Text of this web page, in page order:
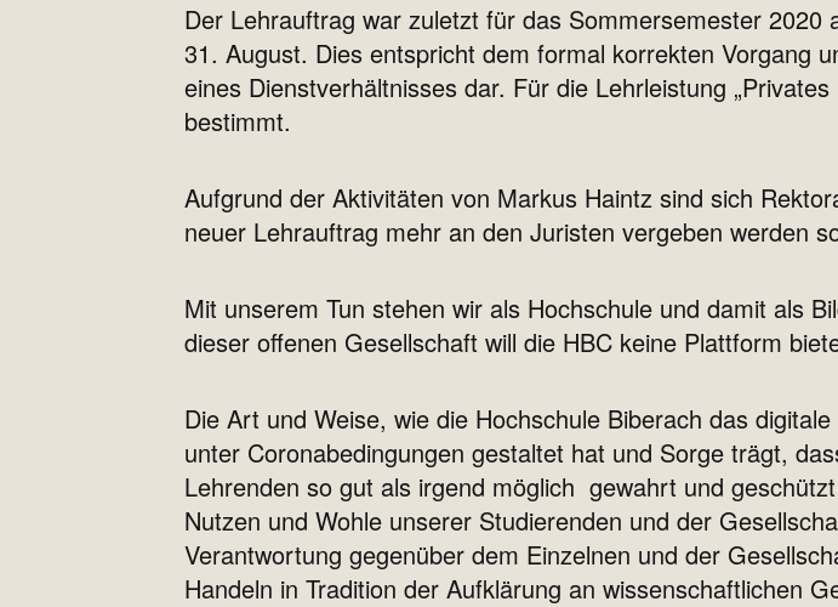
Der Lehrauftrag war zuletzt für das Sommersemester
31. August. Dies entspricht dem formal korrekten Vorgang
eines Dienstverhältnisses dar. Für die Lehrleistung
bestimmt.
Aufgrund der Aktivitäten von Markus Haintz sind sich
neuer Lehrauftrag mehr an den Juristen vergeben werden
Mit unserem Tun stehen wir als Hochschule und damit als
dieser offenen Gesellschaft will die HBC keine Plattform
Die Art und Weise, wie die Hochschule Biberach das
unter Coronabedingungen gestaltet hat und Sorge trägt,
Lehrenden so gut als irgend möglich gewahrt und
Nutzen und Wohle unserer Studierenden und der
Verantwortung gegenüber dem Einzelnen und der
Handeln in Tradition der Aufklärung an wissenschaftlichen